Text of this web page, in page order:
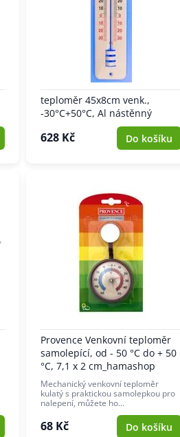
teploměr 45x8cm venk.,
-30°C+50°C, Al nástěnný
628 Kč Do košíku
Provence Venkovní teploměr
samolepící, od - 50 °C do + 50
°C, 7,1 x 2 cm_hamashop
Mechanický venkovní teploměr
kulatý s praktickou samolepkou pro
nalepení, můžete ho…
68 Kč Do košíku